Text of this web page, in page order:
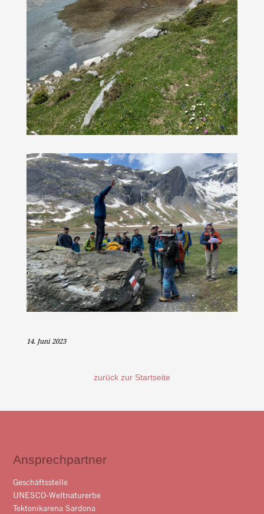
14. Juni 2023
zurück zur Startseite
Ansprechpartner
Geschäftsstelle
UNESCO-Weltnaturerbe
Tektonikarena Sardona